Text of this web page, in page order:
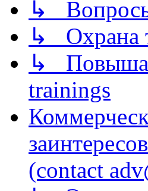
↳ Вопросы
↳ Охрана
↳
trainings
(contact